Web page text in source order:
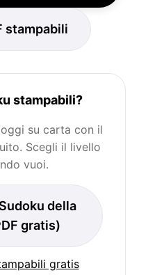
stampabili
stampabili?
su carta con il
Scegli il livello
vuoi.
della
gratis)
gratis